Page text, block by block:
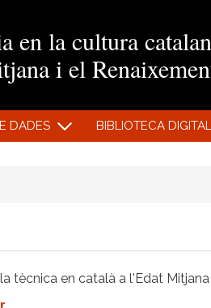
en la cultura
i el
DADES BIBLIOTECA DIGITAL
tècnica en català a l'Edat